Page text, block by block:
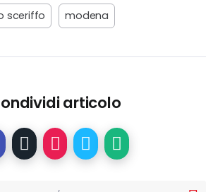
sceriffo modena
articolo